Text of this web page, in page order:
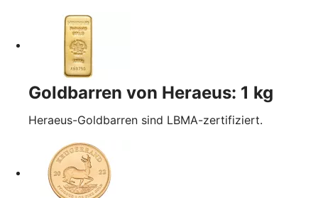
Goldbarren von Heraeus: 1 kg
Heraeus-Goldbarren sind LBMA-zertifiziert.